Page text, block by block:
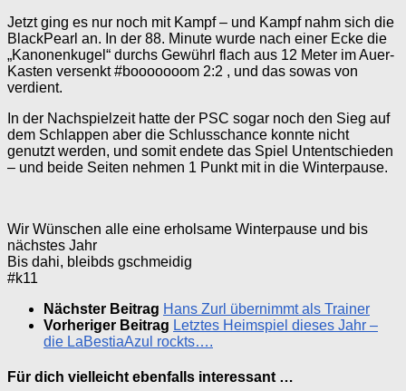
Jetzt ging es nur noch mit Kampf – und Kampf nahm sich die
BlackPearl an. In der 88. Minute wurde nach einer Ecke die
„Kanonenkugel“ durchs Gewührl flach aus 12 Meter im Auer-
Kasten versenkt #booooooom 2:2 , und das sowas von
verdient.
In der Nachspielzeit hatte der PSC sogar noch den Sieg auf
dem Schlappen aber die Schlusschance konnte nicht
genutzt werden, und somit endete das Spiel Untentschieden
– und beide Seiten nehmen 1 Punkt mit in die Winterpause.
Wir Wünschen alle eine erholsame Winterpause und bis
nächstes Jahr
Bis dahi, bleibds gschmeidig
#k11
Nächster Beitrag Hans Zurl übernimmt als Trainer
Vorheriger Beitrag Letztes Heimspiel dieses Jahr –
die LaBestiaAzul rockts….
Für dich vielleicht ebenfalls interessant …